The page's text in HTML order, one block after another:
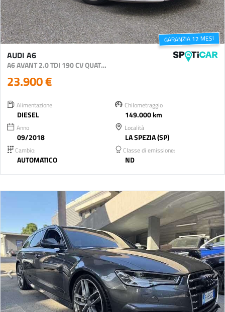
GARANZIA 12 MESI
AUDI A6
A6 AVANT 2.0 TDI 190 CV QUATTRO S TRONIC BUSINESS
23.900 €
Alimentazione
DIESEL
Chilometraggio
149.000 km
Anno
09/2018
Località
LA SPEZIA (SP)
Cambio:
AUTOMATICO
Classe di emissione:
ND